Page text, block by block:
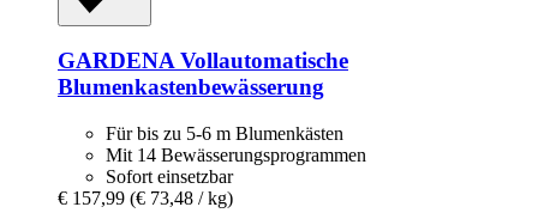
GARDENAVollautomatische
Blumenkastenbewässerung
Für bis zu 5-6 m Blumenkästen
Mit 14 Bewässerungsprogrammen
Sofort einsetzbar
€ 157,99 (€ 73,48 / kg)